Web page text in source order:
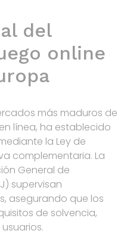
del
online
más maduros de
línea, ha establecido
la Ley de
complementaria. La
General de
supervisan
asegurando que los
de solvencia,